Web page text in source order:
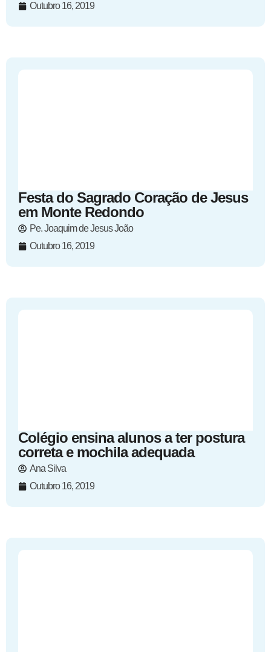
Outubro 16, 2019
Festa do Sagrado Coração de Jesus
em Monte Redondo
Pe. Joaquim de Jesus João
Outubro 16, 2019
Colégio ensina alunos a ter postura
correta e mochila adequada
Ana Silva
Outubro 16, 2019